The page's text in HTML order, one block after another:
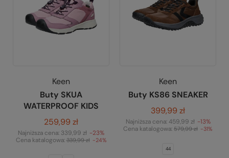
Keen
Buty SKUA
WATERPROOF KIDS
259,99 zł
Najniższa cena: 339,99 zł -23%
Cena katalogowa:339,99 zł -24%
Keen
Buty KS86 SNEAKER
399,99 zł
Najniższa cena:459,99 zł -13%
Cena katalogowa: 579,99 zł -31%
44